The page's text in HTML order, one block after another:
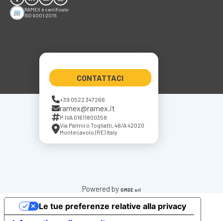
RAMEX è certificato
ISO 9001:2015
CONTATTACI
+39 0522 347266
ramex@ramex.it
P.IVA 01611800358
Via Palmiro Togliatti, 46/A 42020
Montecavolo (RE) Italy
Powered by GMDE srl
Le tue preferenze relative alla privacy